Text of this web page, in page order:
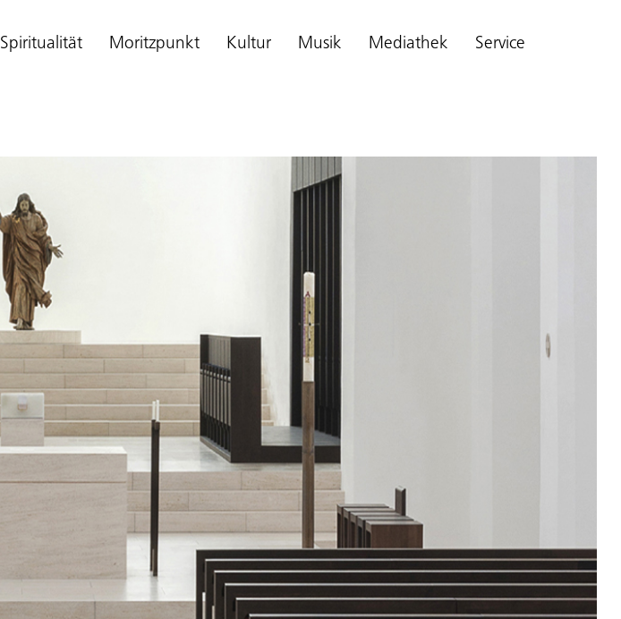
Spiritualität Moritzpunkt Kultur Musik Mediathek Service